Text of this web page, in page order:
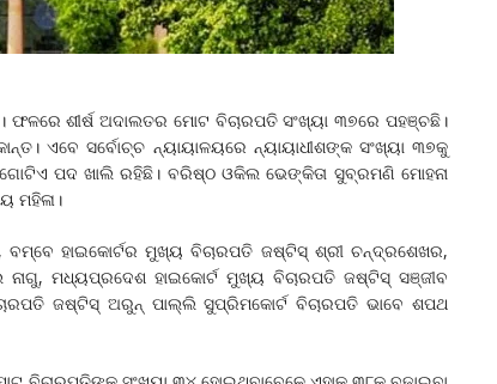
ଶୀର୍ଷ ଅଦାଲତର ମୋଟ ବିଚାରପତି ସଂଖ୍ୟା ୩୭ରେ ପହଞ୍ଚଛି।
ଏବେ ସର୍ବୋଚ୍ଚ ନ୍ୟାୟାଳୟରେ ନ୍ୟାୟାଧୀଶଙ୍କ ସଂଖ୍ୟା ୩୭କୁ
ପଦ ଖାଲି ରହିଛି। ବରିଷ୍ଠ ଓକିଲ ଭେଙ୍କିତା ସୁବ୍ରମଣି ମୋହନା
ମହିଳା।
ହାଇକୋର୍ଟର ମୁଖ୍ୟ ବିଚାରପତି ଜଷ୍ଟିସ୍‌ ଶ୍ରୀ ଚନ୍ଦ୍ରଶେଖର,
ମଧ୍ୟପ୍ରଦେଶ ହାଇକୋର୍ଟ ମୁଖ୍ୟ ବିଚାରପତି ଜଷ୍ଟିସ୍‌ ସଞ୍ଜୀବ
ଜଷ୍ଟିସ୍‌ ଅରୁନ୍‌ ପାଲ୍ଲି ସୁପ୍ରିମକୋର୍ଟ ବିଚାରପତି ଭାବେ ଶପଥ